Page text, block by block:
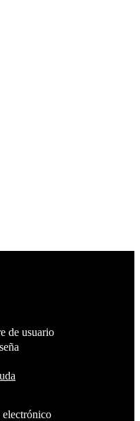
de usuario
electrónico